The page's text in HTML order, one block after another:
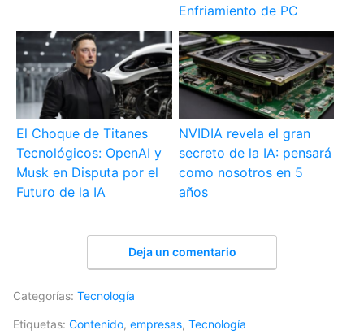
Enfriamiento de PC
El Choque de Titanes
Tecnológicos: OpenAI y
Musk en Disputa por el
Futuro de la IA
NVIDIA revela el gran
secreto de la IA: pensará
como nosotros en 5
años
Deja un comentario
Categorías: Tecnología
Etiquetas: Contenido, empresas, Tecnología